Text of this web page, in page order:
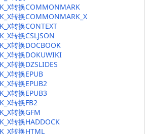
转换COMMONMARK
转换COMMONMARK_X
转换CONTEXT
转换CSLJSON
转换DOCBOOK
转换DOKUWIKI
转换DZSLIDES
转换EPUB
转换EPUB2
转换EPUB3
转换FB2
转换GFM
转换HADDOCK
转换HTML